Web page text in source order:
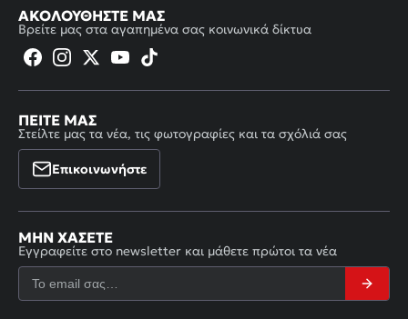
ΑΚΟΛΟΥΘΉΣΤΕ ΜΑΣ
Βρείτε μας στα αγαπημένα σας κοινωνικά δίκτυα
ΠΕΊΤΕ ΜΑΣ
Στείλτε μας τα νέα, τις φωτογραφίες και τα σχόλιά σας
Επικοινωνήστε
ΜΗΝ ΧΆΣΕΤΕ
Εγγραφείτε στο newsletter και μάθετε πρώτοι τα νέα